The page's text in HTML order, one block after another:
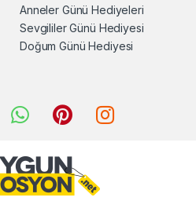
Anneler Günü Hediyeleri
Sevgililer Günü Hediyesi
Doğum Günü Hediyesi